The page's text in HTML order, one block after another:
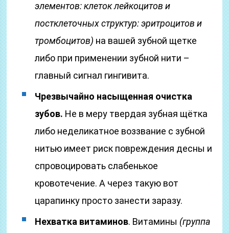
элементов: клеток лейкоцитов и
постклеточных структур: эритроцитов и
тромбоцитов) на вашей зубной щетке
либо при применении зубной нити –
главный сигнал гингивита.
Чрезвычайно насыщенная очистка
зубов. Не в меру твердая зубная щётка
либо неделикатное воззвание с зубной
нитью имеет риск повреждения десны и
спровоцировать слабенькое
кровотечение. А через такую вот
царапинку просто занести заразу.
Нехватка витаминов. Витамины (группа